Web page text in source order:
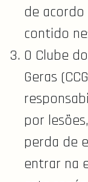
de acordo
contido
O Clube
Geras
por
perda de
entrar na